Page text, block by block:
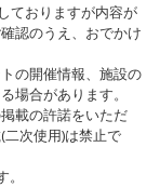
ておりますが内容が
認のうえ、おでかけ
の開催情報、施設の
場合があります。
載の許諾をいただ
次使用)は禁止で